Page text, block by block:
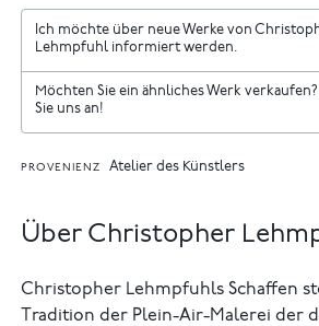
Ich möchte über neue Werke von
Lehmpfuhl informiert werden.
Möchten Sie ein ähnliches Werk
Sie uns an!
PROVENIENZ Atelier des Künstlers
Über Christopher
Christopher Lehmpfuhls Schaffen
Tradition der Plein-Air-Malerei der